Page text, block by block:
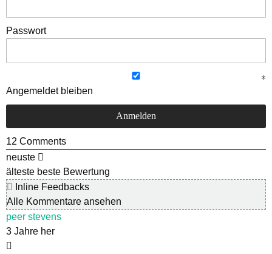
Passwort
Angemeldet bleiben
12 Comments
neuste
älteste beste Bewertung
Inline Feedbacks
Alle Kommentare ansehen
peer stevens
3 Jahre her